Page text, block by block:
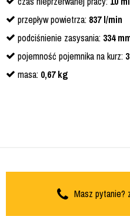
przepływ powietrza: 837 l/min
podciśnienie zasysania: 334
pojemność pojemnika na kurz:
masa: 0,67 kg
Masz pytanie?